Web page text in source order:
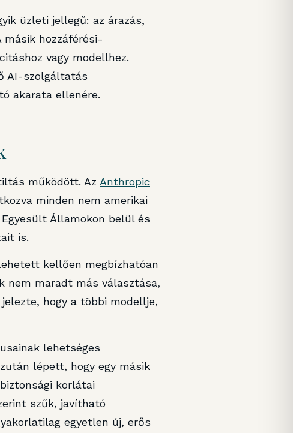
üzleti jellegű: az árazás,
hozzáférési-
vagy modellhez.
AI-szolgáltatás
akarata ellenére.
működött. Az Anthropic
minden nem amerikai
Államokon belül és
is.
kellően megbízhatóan
nem maradt más választása,
hogy a többi modellje,
lehetséges
lépett, hogy egy másik
korlátai
szűk, javítható
egyetlen új, erős